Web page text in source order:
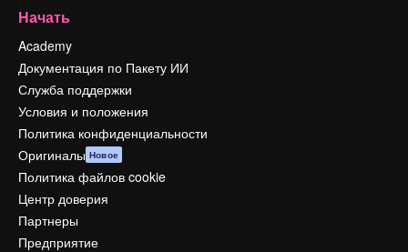
Начать
Academy
Документация по Пакету ИИ
Служба поддержки
Условия и положения
Политика конфиденциальности
Оригиналы Новое
Политика файлов cookie
Центр доверия
Партнеры
Предприятие